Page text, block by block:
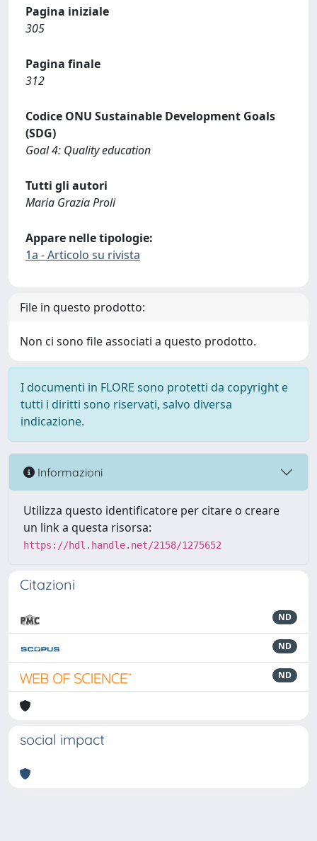
Pagina iniziale
305
Pagina finale
312
Codice ONU Sustainable Development Goals
(SDG)
Goal 4: Quality education
Tutti gli autori
Maria Grazia Proli
Appare nelle tipologie:
1a - Articolo su rivista
File in questo prodotto:
Non ci sono file associati a questo prodotto.
I documenti in FLORE sono protetti da copyright e
tutti i diritti sono riservati, salvo diversa
indicazione.
Informazioni
Utilizza questo identificatore per citare o creare
un link a questa risorsa:
https://hdl.handle.net/2158/1275652
Citazioni
ND
ND
ND
social impact